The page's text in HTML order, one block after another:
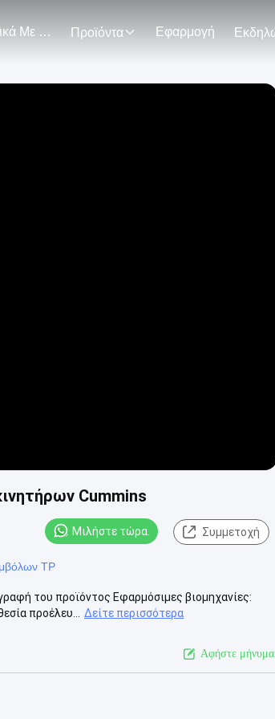
Σχετικά Με Εμάς Προϊόντα Εφαρμογή
Cummins
Μιλήστε τώρα. Συμμετοχή
TP
του προϊόντος Εφαρμόσιμες βιομηχανίες:
προέλευ...
Δείτε περισσότερα
Αφήστε μήνυμα.